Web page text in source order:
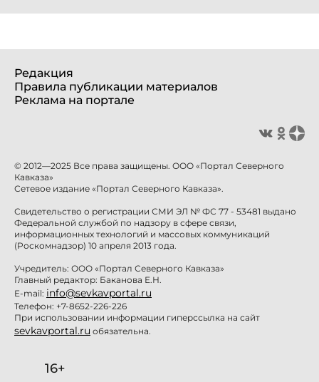
Редакция
Правила публикации материалов
Реклама на портале
© 2012—2025 Все права защищены. ООО «Портал Северного
Кавказа»
Сетевое издание «Портал Северного Кавказа».
Свидетельство о регистрации СМИ ЭЛ № ФС 77 - 53481 выдано
Федеральной службой по надзору в сфере связи,
информационных технологий и массовых коммуникаций
(Роскомнадзор) 10 апреля 2013 года.
Учредитель: ООО «Портал Северного Кавказа»
Главный редактор: Баканова Е.Н.
E-mail: info@sevkavportal.ru
Телефон: +7-8652-226-226
При использовании информации гиперссылка на сайт
sevkavportal.ru обязательна.
16+